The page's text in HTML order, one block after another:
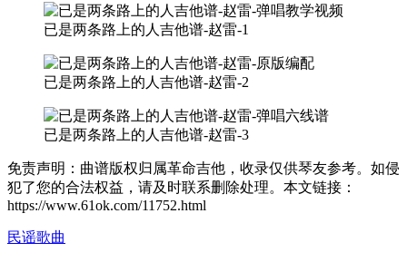
已是两条路上的人吉他谱-赵雷-1
已是两条路上的人吉他谱-赵雷-2
已是两条路上的人吉他谱-赵雷-3
免责声明：曲谱版权归属革命吉他，收录仅供琴友参考。如侵
犯了您的合法权益，请及时联系删除处理。本文链接：
https://www.61ok.com/11752.html
民谣歌曲